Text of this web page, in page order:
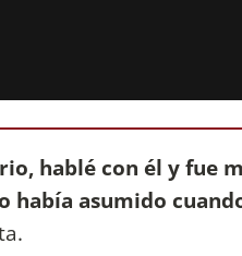
hablé con él y fue
había asumido